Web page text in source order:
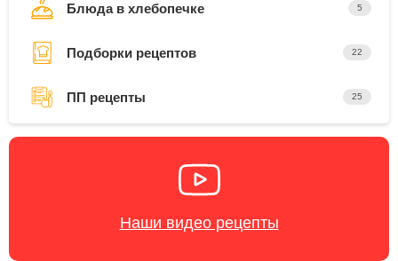
Блюда в хлебопечке 5
Подборки рецептов 22
ПП рецепты 25
Наши видео рецепты